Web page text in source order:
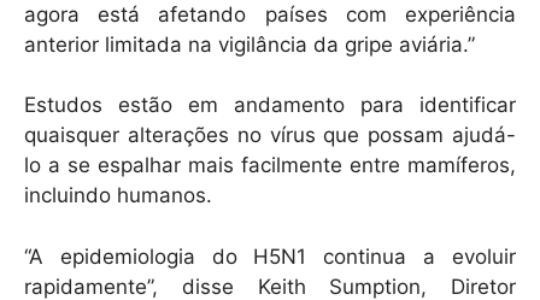
agora está afetando países com experiência
anterior limitada na vigilância da gripe aviária.”
Estudos estão em andamento para identificar
quaisquer alterações no vírus que possam ajudá-
lo a se espalhar mais facilmente entre mamíferos,
incluindo humanos.
“A epidemiologia do H5N1 continua a evoluir
rapidamente”, disse Keith Sumption, Diretor